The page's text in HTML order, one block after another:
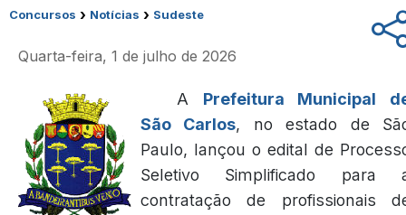
Concursos › Notícias › Sudeste
Quarta-feira, 1 de julho de 2026
A Prefeitura Municipal
São Carlos, no estado de
Paulo, lançou o edital de
Seletivo Simplificado para
contratação de profissionais